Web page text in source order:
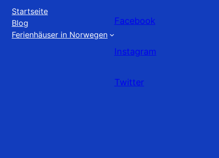
Startseite
Blog
Ferienhäuser in Norwegen
Facebook
Instagram
Twitter